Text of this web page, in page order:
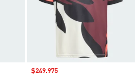
Precio de venta
$249.975